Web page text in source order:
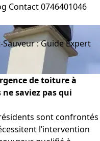
Contact0746401046
: Guide Expert
de toiture à
saviez pas qui
sont confrontés
l’intervention